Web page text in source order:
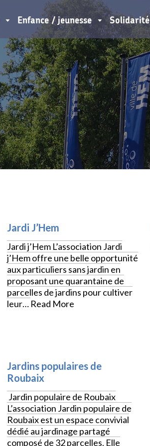
Enfance / jeunesse Solidarité
Jardi J’Hem
Jardi j’Hem L’association Jardi
j’Hem offre une belle opportunité
aux particuliers sans jardin en
proposant une quarantaine de
parcelles de jardins pour cultiver
leur… Read More
Jardins populaires de
Roubaix
Jardin populaire de Roubaix
L’association Jardin populaire de
Roubaix est un espace convivial
dédié au jardinage partagé
composé de 32 parcelles. Elle